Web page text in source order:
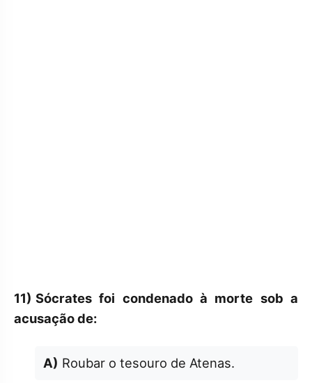
11) Sócrates foi condenado à morte sob a
acusação de:
A) Roubar o tesouro de Atenas.